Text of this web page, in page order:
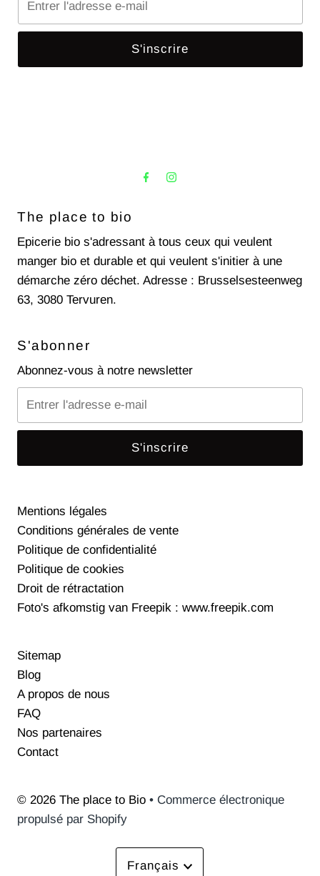
e-
S'inscrire
The place to bio
Epicerie bio s'adressant à tous ceux qui veulent
manger bio et durable et qui veulent s'initier à une
démarche zéro déchet. Adresse : Brusselsesteenweg
63, 3080 Tervuren.
S'abonner
Abonnez-vous à notre newsletter
e-
Mentions légales
Conditions générales de vente
Politique de confidentialité
Politique de cookies
Droit de rétractation
Foto's afkomstig van Freepik : www.freepik.com
Sitemap
Blog
A propos de nous
FAQ
Nos partenaires
Contact
© 2026 The place to Bio • Commerce électronique
propulsé par Shopify
Français